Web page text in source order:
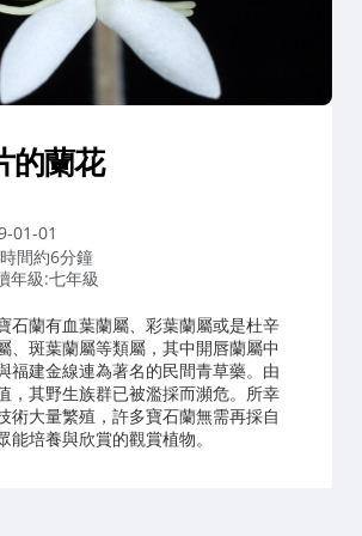
的蘭花
01-01
間約6分鐘
年級:七年級
石蘭有血葉蘭屬、彩葉蘭屬或是杜辛
、斑葉蘭屬等類屬，其中開唇蘭屬中
福建金線連為著名的民間青草藥。由
，其野生族群已被濫採而瀕危。所幸
術大量繁殖，許多寶石蘭無需再採自
能培養與欣賞的觀賞植物。